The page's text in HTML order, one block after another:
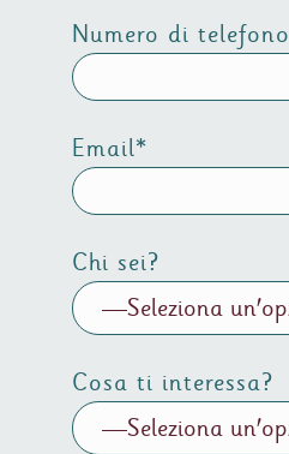
Numero di telefono
Email*
Chi sei?
Cosa ti interessa?